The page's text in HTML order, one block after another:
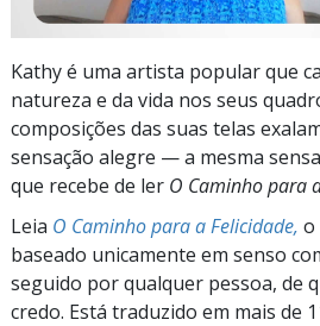
Kathy é uma artista popular que
natureza e da vida nos seus
composições das suas telas
sensação alegre — a mesma
que recebe de ler O Caminho para
Leia O Caminho para a Felicidade, o
baseado unicamente em senso
seguido por qualquer pessoa, de
credo. Está traduzido em mais de